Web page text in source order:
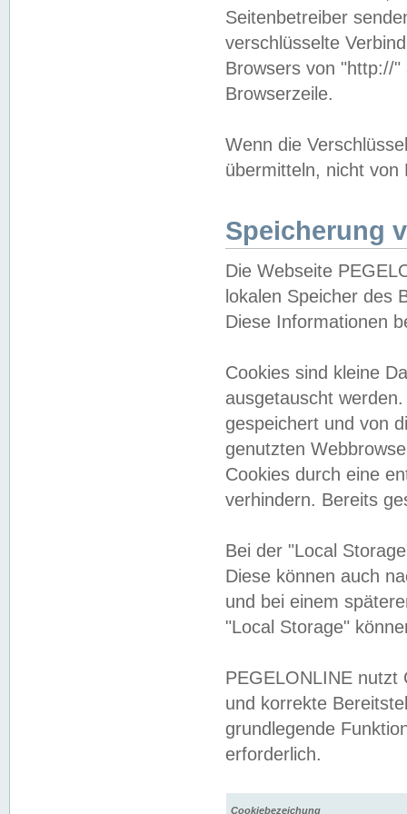
Seitenbetreiber
verschlüsselte
Browsers von "http://
Browserzeile.
Wenn die
übermitteln, nicht von
Speicherung
Die Webseite
lokalen Speicher des
Diese Informationen
Cookies sind kleine
ausgetauscht
gespeichert und von
genutzten
Cookies durch eine
verhindern. Bereits
Bei der "Local
Diese können auch
und bei einem
"Local Storage"
PEGELONLINE nutzt
und korrekte
grundlegende
erforderlich.
Cookiebezeichung